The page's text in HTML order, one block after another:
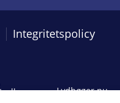
Integritetspolicy
Lydbøger.nu